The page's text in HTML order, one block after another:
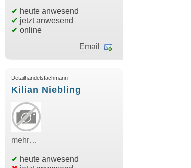
✔ heute anwesend
✔ jetzt anwesend
✔ online
Email
Detailhandelsfachmann
Kilian Niebling
mehr…
✔ heute anwesend